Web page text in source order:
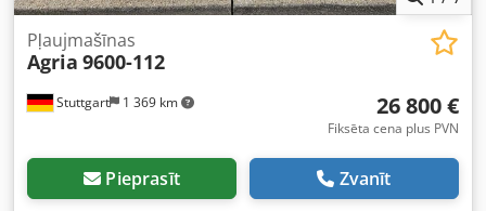
Stuttgart 1 369 km
Pļaujmašīnas
Agria 9600-112
26 800 €
Fiksēta cena plus PVN
Pieprasīt Zvanīt